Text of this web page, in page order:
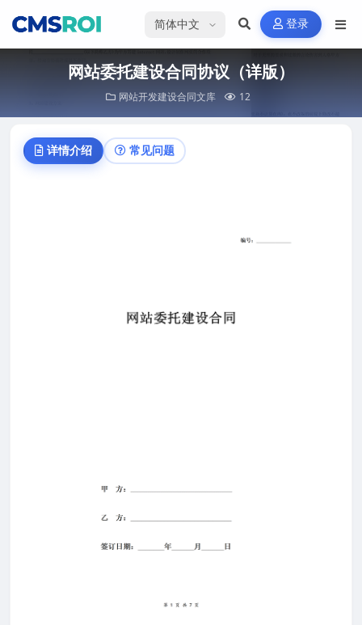
选择语言 登录
网站委托建设合同协议（详版）
网站开发建设合同文库 12
详情介绍 常见问题